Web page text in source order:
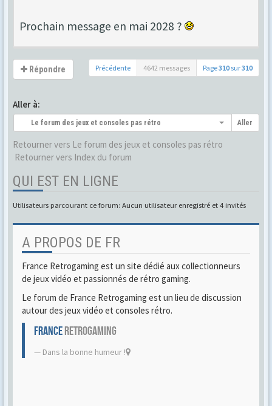
Prochain message en mai 2028 ?
Répondre Précédente 4642 messages Page310 sur310
Aller à:
Le forum des jeux et consoles pas rétro Aller
Retourner vers Le forum des jeux et consoles pas rétro
Retourner vers Index du forum
QUI EST EN LIGNE
Utilisateurs parcourant ce forum: Aucun utilisateur enregistré et 4 invités
A PROPOS DE FR
France Retrogaming est un site dédié aux collectionneurs
de jeux vidéo et passionnés de rétro gaming.
Le forum de France Retrogaming est un lieu de discussion
autour des jeux vidéo et consoles rétro.
FRANCERETROGAMING
Dans la bonne humeur !